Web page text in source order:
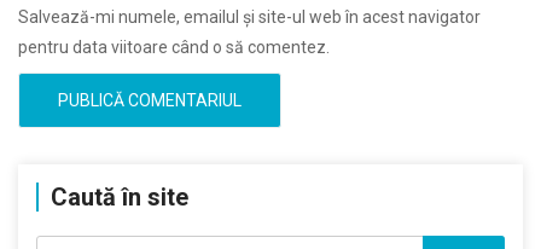
Salvează-mi numele, emailul și site-ul web în acest navigator
pentru data viitoare când o să comentez.
Caută în site